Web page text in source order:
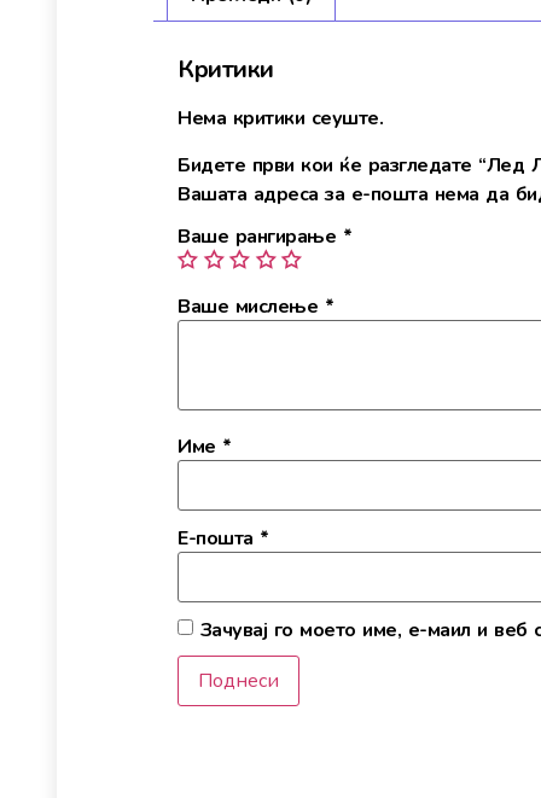
Критики
Нема критики сеуште.
Бидете први кои ќе разгледате “Лед
Вашата адреса за е-пошта нема да
Ваше рангирање *
Ваше мислење *
Име *
Е-пошта *
Зачувај го моето име, е-маил и веб